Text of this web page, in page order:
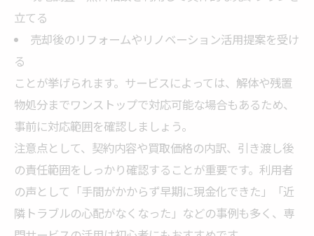
立てる
売却後のリフォームやリノベーション活用提案を受け
る
ことが挙げられます。サービスによっては、解体や残置
物処分までワンストップで対応可能な場合もあるため、
事前に対応範囲を確認しましょう。
注意点として、契約内容や買取価格の内訳、引き渡し後
の責任範囲をしっかり確認することが重要です。利用者
の声として「手間がかからず早期に現金化できた」「近
隣トラブルの心配がなくなった」などの事例も多く、専